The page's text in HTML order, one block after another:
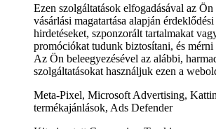
Ezen szolgáltatások elfogadásával az Ön
vásárlási magatartása alapján
hirdetéseket, szponzorált tartalmakat
promóciókat tudunk biztosítani, és
Az Ön beleegyezésével az alábbi,
szolgáltatásokat használjuk ezen a
Meta-Pixel, Microsoft Advertising,
termékajánlások, Ads Defender